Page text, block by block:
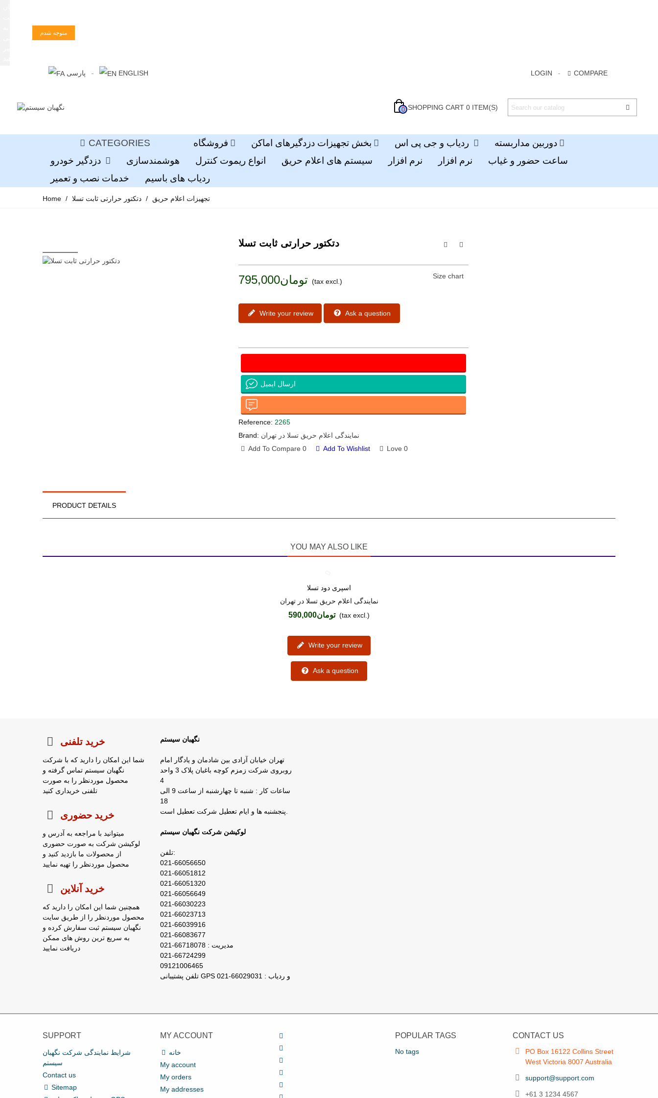
متوجه شدم
پارسی ENGLISH LOGIN COMPARE
0 SHOPPING CART 0 ITEM(S)
CATEGORIES فروشگاه بخش تجهیزات دزدگیرهای اماکن
دوربین مداربسته
هوشمندسازی انواع ریموت کنترل سیستم های اعلام حریق نرم افزار نرم افزار
ساعت حضور و غیاب
خدمات نصب و تعمیر
ردیاب های باسیم
Home / تجهیزات اعلام حریق / دتکتور حرارتی ثابت تسلا
دتکتور حرارتی ثابت تسلا
تومان795,000 (tax excl.)
Write your review Ask a question
Size chart
ارسال ایمیل
Reference: 2265
Brand: نمایندگی اعلام حریق تسلا در تهران
Add To Compare 0 Add To Wishlist Love 0
PRODUCT DETAILS
YOU MAY ALSO LIKE
Love
اسپری دود تسلا
نمایندگی اعلام حریق تسلا در تهران
تومان590,000 (tax excl.)
Write your review
Ask a question
خرید تلفنی
شما این امکان را دارید که با شرکت
نگهبان سیستم تماس گرفته و
محصول موردنظر را به صورت
تلفنی خریداری کنید
خرید حضوری
میتوانید با مراجعه به آدرس و
لوکیشن شرکت به صورت حضوری
از محصولات ما بازدید کنید و
محصول موردنظر را تهیه نمایید
خرید آنلاین
همچنین شما این امکان را دارید که
محصول موردنظر را از طریق سایت
نگهبان سیستم ثبت سفارش کرده و
به سریع ترین روش های ممکن
دریافت نمایید
نگهبان سیستم
تهران خیابان آزادی بین شادمان و یادگار امام
روبروی شرکت زمزم کوچه باغبان پلاک 3 واحد
4
ساعات کار : شنبه تا چهارشنبه از ساعت 9 الی
لوکیشن شرکت نگهبان سیستم
تلفن:
021-66056650
021-66051812
021-66051320
021-66056649
021-66030223
021-66023713
021-66039916
021-66083677
مدیریت : 66718078-021
021-66724299
09121006465
تلفن پشتیبانی GPS و ردیاب : 66029031-021
SUPPORT
شرایط نمایندگی شرکت نگهبان
سیستم
Contact us
Sitemap
MY ACCOUNT
خانه
My account
My orders
My addresses
POPULAR TAGS
No tags
CONTACT US
PO Box 16122 Collins Street
West Victoria 8007 Australia
support@support.com
+61 3 1234 4567